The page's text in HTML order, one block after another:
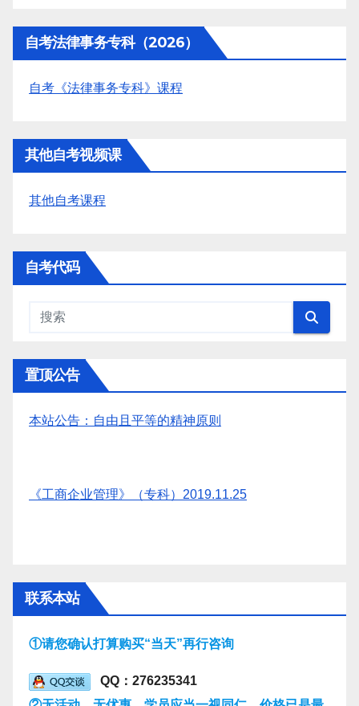
自考法律事务专科（2026）
自考《法律事务专科》课程
其他自考视频课
其他自考课程
自考代码
置顶公告
本站公告：自由且平等的精神原则
《工商企业管理》（专科）2019.11.25
联系本站
①请您确认打算购买“当天”再行咨询
QQ：276235341